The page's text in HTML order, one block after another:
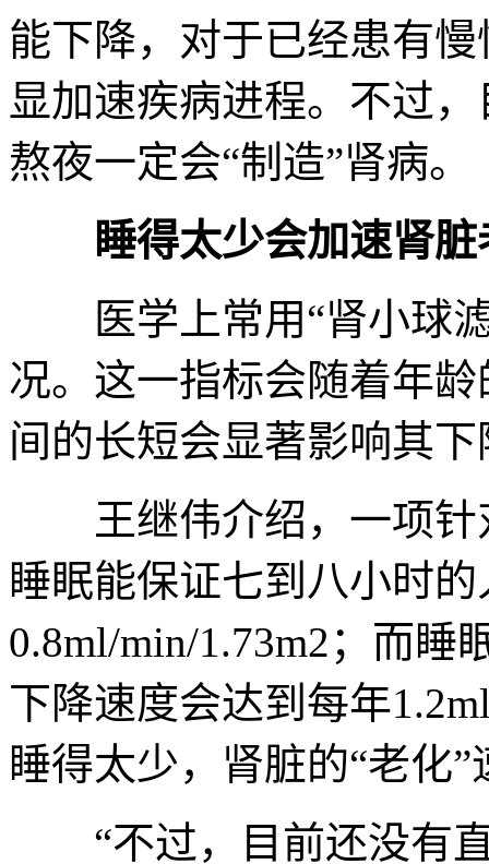
能下降，对于已经患有
显加速疾病进程。不过
熬夜一定会“制造”肾病。
睡得太少会加速肾脏
医学上常用“肾小球滤
况。这一指标会随着年
间的长短会显著影响其
王继伟介绍，一项针
睡眠能保证七到八小时
0.8ml/min/1.73m2；而睡
下降速度会达到每年
睡得太少，肾脏的“老化
“不过，目前还没有直